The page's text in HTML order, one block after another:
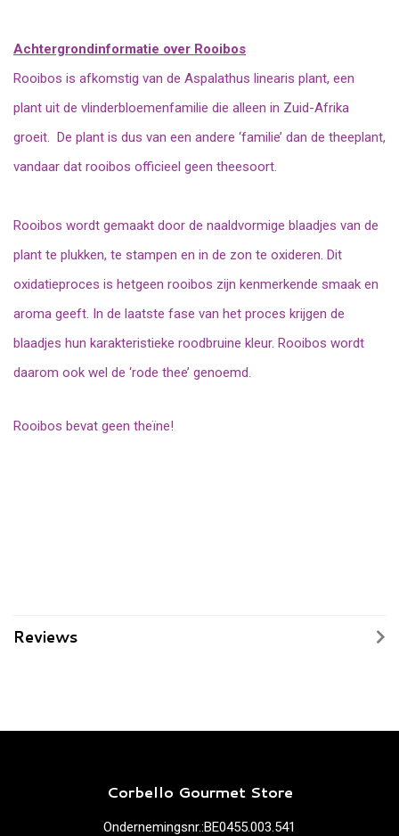
Achtergrondinformatie over Rooibos
Rooibos is afkomstig van de Aspalathus linearis plant, een
plant uit de vlinderbloemenfamilie die alleen in Zuid-Afrika
groeit. De plant is dus van een andere ‘familie’ dan de theeplant,
vandaar dat rooibos officieel geen theesoort.
Rooibos wordt gemaakt door de naaldvormige blaadjes van de
plant te plukken, te stampen en in de zon te oxideren. Dit
oxidatieproces is hetgeen rooibos zijn kenmerkende smaak en
aroma geeft. In de laatste fase van het proces krijgen de
blaadjes hun karakteristieke roodbruine kleur. Rooibos wordt
daarom ook wel de ‘rode thee’ genoemd.
Rooibos bevat geen theïne!
Reviews
Corbello Gourmet Store
Ondernemingsnr.:BE0455.003.541